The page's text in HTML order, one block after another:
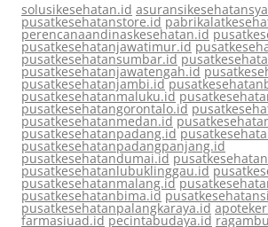
solusikesehatan.id
pusatkesehatanstore.id
perencanaandinaskesehatan.id
pusatkesehatanjawatimur.id
pusatkesehatansumbar.id
pusatkesehatanjawatengah.id
pusatkesehatanjambi.id
pusatkesehatanmaluku.id
pusatkesehatangorontalo.id
pusatkesehatanmedan.id
pusatkesehatanpadang.id
pusatkesehatanpadangpanjang.id
pusatkesehatandumai.id
pusatkesehatanlubuklinggau.id
pusatkesehatanmalang.id
pusatkesehatanbima.id
pusatkesehatanpalangkaraya.id
farmasiuad.id pecintabudaya.id